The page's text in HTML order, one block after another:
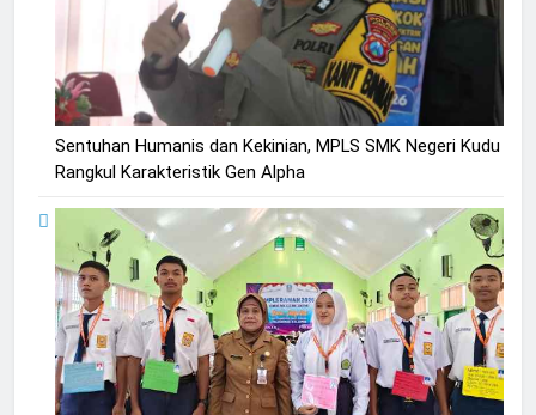
Sentuhan Humanis dan Kekinian, MPLS SMK Negeri Kudu
Rangkul Karakteristik Gen Alpha